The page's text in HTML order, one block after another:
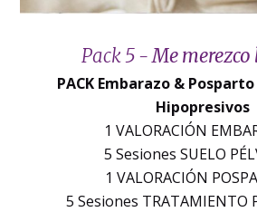
Pack 5 -Me
PACK Embarazo &
Hipopresivos
1 VALORACIÓN
5 Sesiones SUELO
1 VALORACIÓN
5 Sesiones TRATAMIENTO